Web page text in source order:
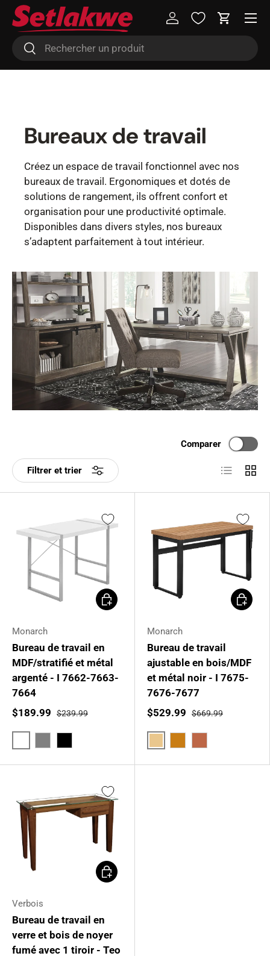
Aller au contenu
Recherche
Rechercher
Se connecterPanier
Menu
Bureaux de travail
Créez un espace de travail fonctionnel avec nos
bureaux de travail. Ergonomiques et dotés de
solutions de rangement, ils offrent confort et
organisation pour une productivité optimale.
Disponibles dans divers styles, nos bureaux
s’adaptent parfaitement à tout intérieur.
Filtrer et trier
Comparer
Liste Grille
Monarch
Bureau de travail en
MDF/stratifié et métal
argenté - I 7662-7663-
7664
$189.99
$239.99
Choisir les options
Monarch
Bureau de travail
ajustable en bois/MDF
et métal noir - I 7675-
7676-7677
$529.99
$669.99
Choisir
Verbois
Bureau de travail en
verre et bois de noyer
fumé avec 1 tiroir - Teo
Ajouter au panier